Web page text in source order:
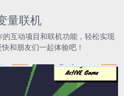
量联机
互动项目和联机功能，轻松实现
和朋友们一起体验吧！